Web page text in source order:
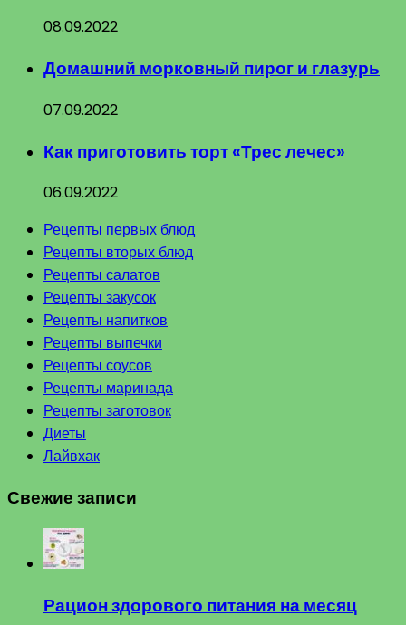
08.09.2022
Домашний морковный пирог и глазурь
07.09.2022
Как приготовить торт «Трес лечес»
06.09.2022
Рецепты первых блюд
Рецепты вторых блюд
Рецепты салатов
Рецепты закусок
Рецепты напитков
Рецепты выпечки
Рецепты соусов
Рецепты маринада
Рецепты заготовок
Диеты
Лайвхак
Свежие записи
Рацион здорового питания на месяц